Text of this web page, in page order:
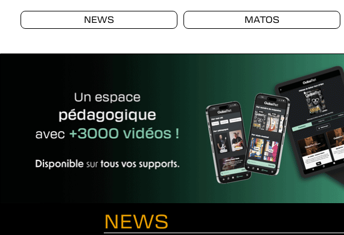
NEWS MATOS
NEWS